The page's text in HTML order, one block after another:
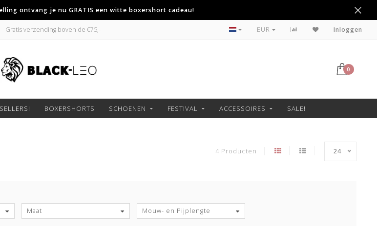
ontvang je nu GRATIS een witte boxershort cadeau!
Gratis verzending boven de €75,- Betaal achteraf met Klarna
EUR Inloggen
0
BOXERSHORTS SCHOENEN FESTIVAL ACCESSOIRES SALE!
4 Producten 24
Maat Mouw- en Pijplengte